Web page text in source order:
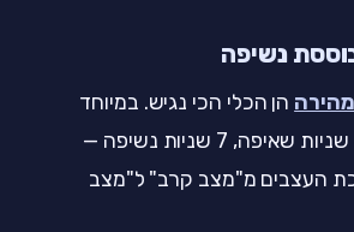
הן הכלי הכי נגיש. במיוחד
נשיפה ארוכה — 4 שניות שאיפה, 7 שניות נשיפה —
העצבים מ"מצב קרב" ל"מצב